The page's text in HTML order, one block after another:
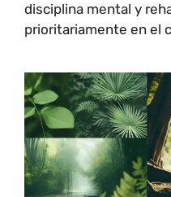
disciplina mental y
prioritariamente en el